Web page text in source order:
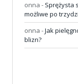
onna - Sprężysta
możliwe po
onna -Jak
blizn?